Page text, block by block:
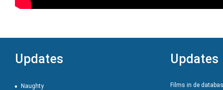
Updates
Naughty
Updates
Films in de